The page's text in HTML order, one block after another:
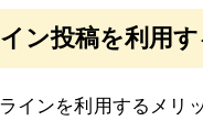
ン投稿を利用
インを利用するメリ